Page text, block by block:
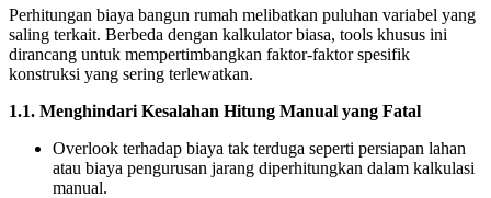
Perhitungan biaya bangun rumah melibatkan puluhan variabel yang
saling terkait. Berbeda dengan kalkulator biasa, tools khusus ini
dirancang untuk mempertimbangkan faktor-faktor spesifik
konstruksi yang sering terlewatkan.
1.1. Menghindari Kesalahan Hitung Manual yang Fatal
Overlook terhadap biaya tak terduga seperti persiapan lahan
atau biaya pengurusan jarang diperhitungkan dalam kalkulasi
manual.